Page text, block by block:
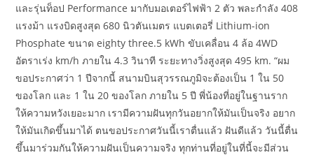
และรุ่นท็อป Performance มากับมอเตอร์ไฟฟ้า 2 ตัว พละกำลัง 408
แรงม้า แรงบิดสูงสุด 680 นิวตันเมตร แบตเตอรี่ Lithium-ion
Phosphate ขนาด eighty three.5 kWh ขับเคลื่อน 4 ล้อ 4WD
อัตราเร่ง km/h ภายใน 4.3 วินาที ระยะทางวิ่งสูงสุด 495 km. “ผม
ขอประกาศว่า 1 ปีจากนี้ สนามบินสุวรรณภูมิจะต้องเป็น 1 ใน 50
ของโลก และ 1 ใน 20 ของโลก ภายใน 5 ปี พี่น้องที่อยู่ในฐานราก
ให้ความหวังเยอะมาก เรามีความฝันทุกวันอยากให้มันเป็นจริง อยาก
ให้มันเกิดขึ้นมาได้ ตนขอประกาศวันนี้เราตื่นแล้ว ฝันดีแล้ว วันนี้ตื่น
ขึ้นมาร่วมกันให้ความฝันเป็นความจริง ทุกท่านที่อยู่ในที่นี้จะมีส่วน